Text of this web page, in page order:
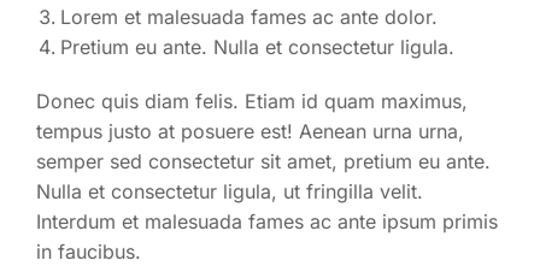
Lorem et malesuada fames ac ante dolor.
Pretium eu ante. Nulla et consectetur ligula.
Donec quis diam felis. Etiam id quam maximus,
tempus justo at posuere est! Aenean urna urna,
semper sed consectetur sit amet, pretium eu ante.
Nulla et consectetur ligula, ut fringilla velit.
Interdum et malesuada fames ac ante ipsum primis
in faucibus.